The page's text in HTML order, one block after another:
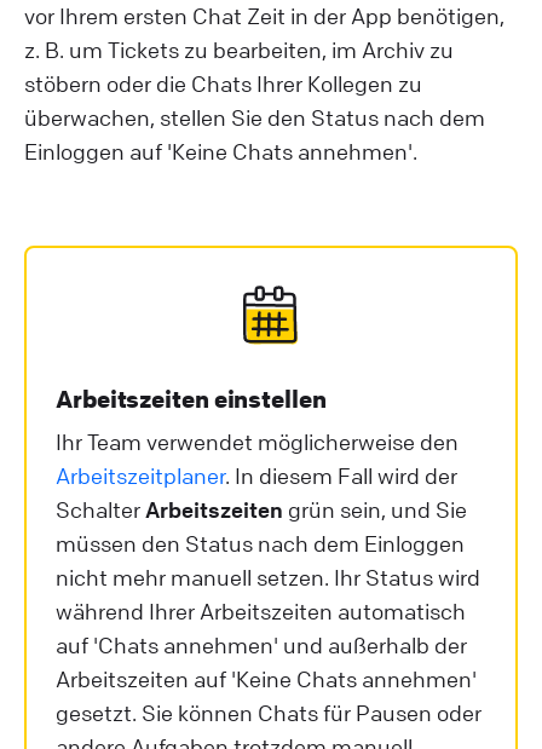
vor Ihrem ersten Chat Zeit in der App benötigen,
z. B. um Tickets zu bearbeiten, im Archiv zu
stöbern oder die Chats Ihrer Kollegen zu
überwachen, stellen Sie den Status nach dem
Einloggen auf 'Keine Chats annehmen'.
Arbeitszeiten einstellen
Ihr Team verwendet möglicherweise den
Arbeitszeitplaner. In diesem Fall wird der
Schalter Arbeitszeiten grün sein, und Sie
müssen den Status nach dem Einloggen
nicht mehr manuell setzen. Ihr Status wird
während Ihrer Arbeitszeiten automatisch
auf 'Chats annehmen' und außerhalb der
Arbeitszeiten auf 'Keine Chats annehmen'
gesetzt. Sie können Chats für Pausen oder